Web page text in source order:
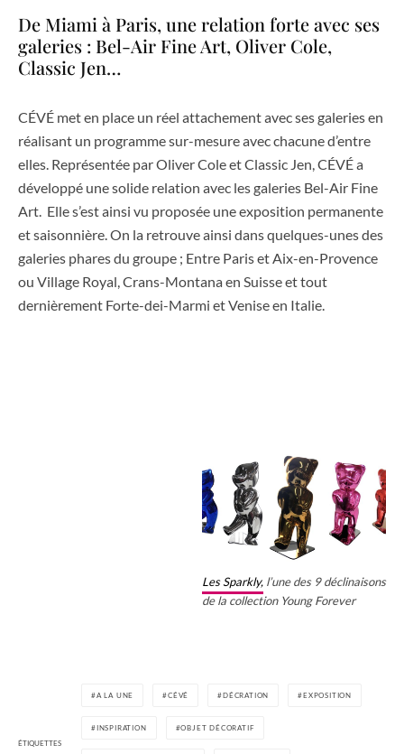
De Miami à Paris, une relation forte avec ses
galeries : Bel-Air Fine Art, Oliver Cole,
Classic Jen…
CÉVÉ met en place un réel attachement avec ses galeries en
réalisant un programme sur-mesure avec chacune d’entre
elles. Représentée par Oliver Cole et Classic Jen, CÉVÉ a
développé une solide relation avec les galeries Bel-Air Fine
Art. Elle s’est ainsi vu proposée une exposition permanente
et saisonnière. On la retrouve ainsi dans quelques-unes des
galeries phares du groupe ; Entre Paris et Aix-en-Provence
ou Village Royal, Crans-Montana en Suisse et tout
dernièrement Forte-dei-Marmi et Venise en Italie.
Les Sparkly, l’une des 9 déclinaisons
de la collection Young Forever
ÉTIQUETTES
A LA UNE CÉVÉ DÉCRATION EXPOSITION
INSPIRATION OBJET DÉCORATIF